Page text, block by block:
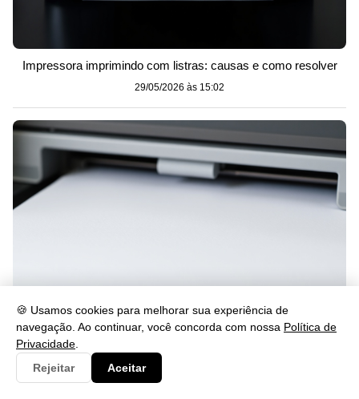
🍪 Usamos cookies para melhorar sua experiência de
navegação. Ao continuar, você concorda com nossa Política de
Privacidade
Rejeitar
Aceitar
Impressora imprimindo com listras: causas e como resolver
29/05/2026 às 15:02
Impressora imprimindo em branco? Veja como resolver
29/05/2026 às 15:02